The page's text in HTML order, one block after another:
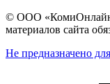
© ООО
материалов сайта
Не предназначено